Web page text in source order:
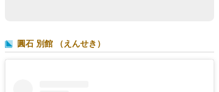
圓石 別館 （えんせき）